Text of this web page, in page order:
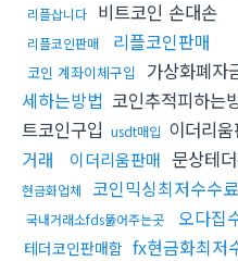
리플삽니다 비트코인 손대손
리플코인판매 리플코인판매
코인 계좌이체구입 가상화폐자
세하는방법 코인추적피하는
트코인구입 usdt매입 이더리움
거래
이더리움판매 문상테
현금화업체
코인믹싱최저수수료
국내거래소fds뚫어주는곳 오다집
테더코인판매함 fx현금화최저